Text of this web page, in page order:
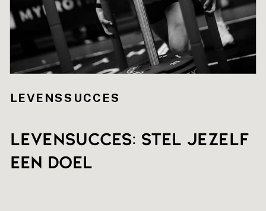
Levensucces: stel jezelf
een doel
LEVENSSUCCES